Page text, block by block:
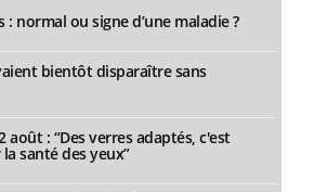
: normal ou signe d’une maladie ?
bientôt disparaître sans
août : “Des verres adaptés, c'est
santé des yeux”